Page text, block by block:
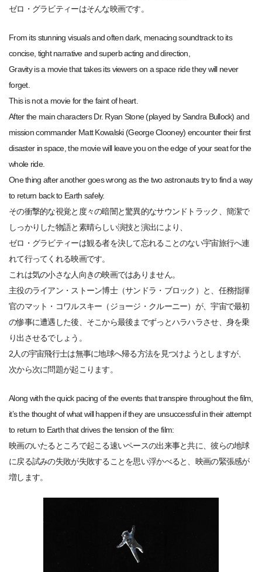
ゼロ・グラビティーはそんな映画です。
From its stunning visuals and often dark, menacing soundtrack to its
concise, tight narrative and superb acting and direction,
Gravity is a movie that takes its viewers on a space ride they will never
forget.
This is not a movie for the faint of heart.
After the main characters Dr. Ryan Stone (played by Sandra Bullock) and
mission commander Matt Kowalski (George Clooney) encounter their first
disaster in space, the movie will leave you on the edge of your seat for the
whole ride.
One thing after another goes wrong as the two astronauts try to find a way
to return back to Earth safely.
その衝撃的な視覚と度々の暗闇と驚異的なサウンドトラック、簡潔で
しっかりした物語と素晴らしい演技と演出により、
ゼロ・グラビティーは観る者を決して忘れることのない宇宙旅行へ連
れて行ってくれる映画です。
これは気の小さな人向きの映画ではありません。
主役のライアン・ストーン博士（サンドラ・ブロック）と、任務指揮
官のマット・コワルスキー（ジョージ・クルーニー）が、宇宙で最初
の惨事に遭遇した後、そこから最後までずっとハラハラさせ、身を乗
り出させるでしょう。
2人の宇宙飛行士は無事に地球へ帰る方法を見つけようとしますが、
次から次に問題が起こります。
Along with the quick pacing of the events that transpire throughout the film,
it’s the thought of what will happen if they are unsuccessful in their attempt
to return to Earth that drives the tension of the film:
映画のいたるところで起こる速いペースの出来事と共に、彼らの地球
に戻る試みの失敗が失敗することを思い浮かべると、映画の緊張感が
増します。